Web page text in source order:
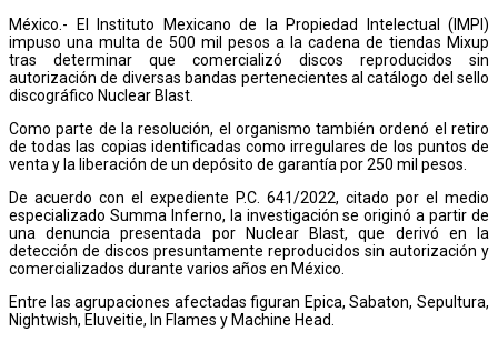
México.- El Instituto Mexicano de la Propiedad Intelectual (IMPI)
impuso una multa de 500 mil pesos a la cadena de tiendas Mixup
tras determinar que comercializó discos reproducidos sin
autorización de diversas bandas pertenecientes al catálogo del sello
discográfico Nuclear Blast.
Como parte de la resolución, el organismo también ordenó el retiro
de todas las copias identificadas como irregulares de los puntos de
venta y la liberación de un depósito de garantía por 250 mil pesos.
De acuerdo con el expediente P.C. 641/2022, citado por el medio
especializado Summa Inferno, la investigación se originó a partir de
una denuncia presentada por Nuclear Blast, que derivó en la
detección de discos presuntamente reproducidos sin autorización y
comercializados durante varios años en México.
Entre las agrupaciones afectadas figuran Epica, Sabaton, Sepultura,
Nightwish, Eluveitie, In Flames y Machine Head.